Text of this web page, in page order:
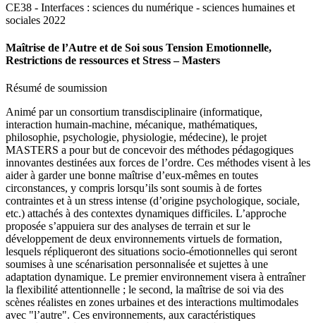
CE38 - Interfaces : sciences du numérique - sciences humaines et
sociales 2022
Maîtrise de l’Autre et de Soi sous Tension Emotionnelle,
Restrictions de ressources et Stress – Masters
Résumé de soumission
Animé par un consortium transdisciplinaire (informatique,
interaction humain-machine, mécanique, mathématiques,
philosophie, psychologie, physiologie, médecine), le projet
MASTERS a pour but de concevoir des méthodes pédagogiques
innovantes destinées aux forces de l’ordre. Ces méthodes visent à les
aider à garder une bonne maîtrise d’eux-mêmes en toutes
circonstances, y compris lorsqu’ils sont soumis à de fortes
contraintes et à un stress intense (d’origine psychologique, sociale,
etc.) attachés à des contextes dynamiques difficiles. L’approche
proposée s’appuiera sur des analyses de terrain et sur le
développement de deux environnements virtuels de formation,
lesquels répliqueront des situations socio-émotionnelles qui seront
soumises à une scénarisation personnalisée et sujettes à une
adaptation dynamique. Le premier environnement visera à entraîner
la flexibilité attentionnelle ; le second, la maîtrise de soi via des
scènes réalistes en zones urbaines et des interactions multimodales
avec "l’autre". Ces environnements, aux caractéristiques